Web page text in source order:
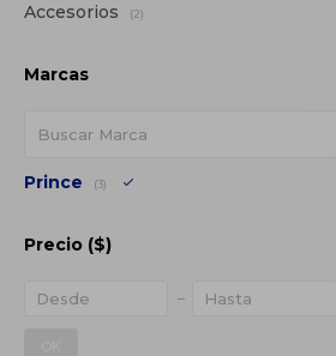
Accesorios (2)
Marcas
Prince (3)
Precio ($)